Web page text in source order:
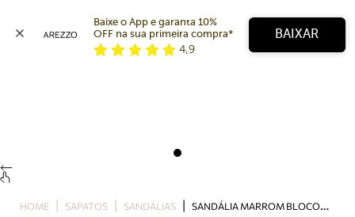
Bolsa
Baixe o App e garanta 10%
OFF na sua primeira compra*
4,9
BAIXAR
HOME SAPATOS SANDÁLIAS S
ANDÁLIA MARROM BLOCO BICO QUADRADO TIRAS NÓ